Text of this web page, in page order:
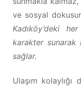
ve sosyal
Kadıköy’deki
karakter sunarak
sağlar.
Ulaşım kolaylığı